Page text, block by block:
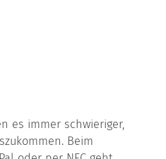
es immer schwieriger,
Beim